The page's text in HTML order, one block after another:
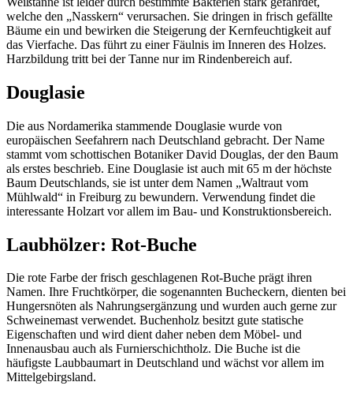
welche den „Nasskern“ verursachen. Sie dringen in frisch gefällte
Bäume ein und bewirken die Steigerung der Kernfeuchtigkeit auf
das Vierfache. Das führt zu einer Fäulnis im Inneren des Holzes.
Harzbildung tritt bei der Tanne nur im Rindenbereich auf.
Douglasie
Die aus Nordamerika stammende Douglasie wurde von
europäischen Seefahrern nach Deutschland gebracht. Der Name
stammt vom schottischen Botaniker David Douglas, der den Baum
als erstes beschrieb. Eine Douglasie ist auch mit 65 m der höchste
Baum Deutschlands, sie ist unter dem Namen „Waltraut vom
Mühlwald“ in Freiburg zu bewundern. Verwendung findet die
interessante Holzart vor allem im Bau- und Konstruktionsbereich.
Laubhölzer: Rot-Buche
Die rote Farbe der frisch geschlagenen Rot-Buche prägt ihren
Namen. Ihre Fruchtkörper, die sogenannten Bucheckern, dienten bei
Hungersnöten als Nahrungsergänzung und wurden auch gerne zur
Schweinemast verwendet. Buchenholz besitzt gute statische
Eigenschaften und wird dient daher neben dem Möbel- und
Innenausbau auch als Furnierschichtholz. Die Buche ist die
häufigste Laubbaumart in Deutschland und wächst vor allem im
Mittelgebirgsland.